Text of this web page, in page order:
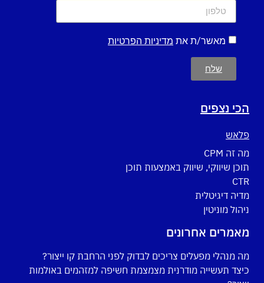
מאשר/ת את מדיניות הפרטיות
שלח
הכי נצפים
פלאש
מה זה CPM
תוכן שיווקי, שיווק באמצעות תוכן
CTR
מדיה דיגיטלית
ניהול מוניטין
מאמרים אחרונים
מה מנהלי מפעלים צריכים לבדוק לפני הרחבת קו ייצור?
כיצד תעשייה מודרנית מצמצמת חשיפה למזהמים באולמות